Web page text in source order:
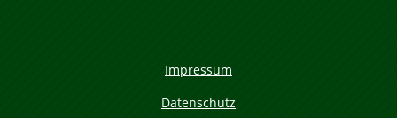
Impressum
Datenschutz